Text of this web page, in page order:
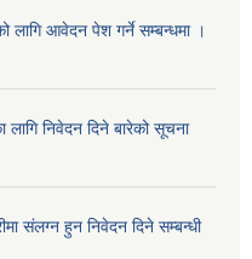
लागि आवेदन पेश गर्ने सम्बन्धमा ।
लागि निवेदन दिने बारेको सूचना
संलग्न हुन निवेदन दिने सम्बन्धी